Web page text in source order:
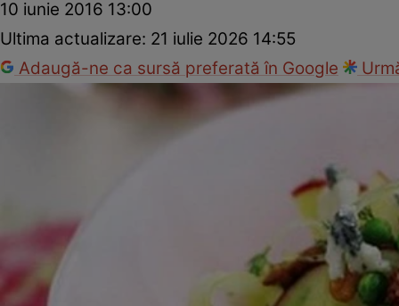
10 iunie 2016 13:00
Ultima actualizare: 21 iulie 2026 14:55
Adaugă-ne ca sursă preferată în Google